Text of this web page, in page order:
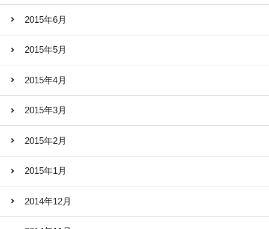
2015年6月
2015年5月
2015年4月
2015年3月
2015年2月
2015年1月
2014年12月